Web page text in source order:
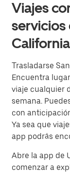
Viajes
servicios
California
Trasladarse
Encuentra
viaje cualquier
semana.
con
Ya sea que
app podrás
Abre la app de
comenzar a